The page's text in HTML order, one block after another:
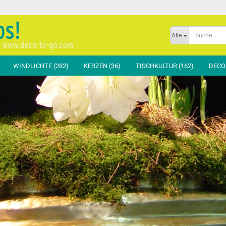
Sprache auswählen
Konto
Alle
Teppiche & Böden
Schatten & Luft
Raumteiler
Bühne & Präsentation
Orga & Ordnung
Info & Signalisation
Garderobe & Beauty
Standard
Exclusiv
& Zubehör
Bankhussen
Hockerhussen
Moltons & Zubehör
WINDLICHTE (282) KERZEN (36) TISCHKULTUR (162)
Glas Klar
Glas Color
Andere Materialien